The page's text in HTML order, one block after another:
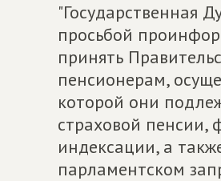
"Государственная
просьбой
принять
пенсионерам,
которой они
страховой пенсии,
индексации, а
парламентском